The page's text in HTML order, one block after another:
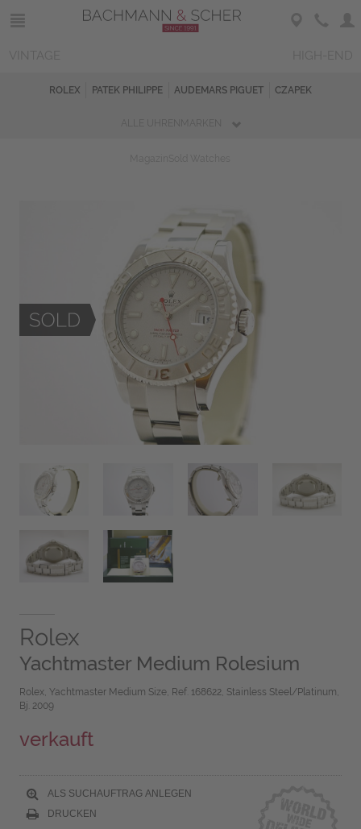
ROLEX PATEK PHILIPPE AUDEMARS PIGUET CZAPEK
Rolex
Yachtmaster Medium Rolesium
Rolex, Yachtmaster Medium Size, Ref. 168622, Stainless Steel/Platinum,
Bj. 2009
verkauft
ALS SUCHAUFTRAG ANLEGEN
DRUCKEN